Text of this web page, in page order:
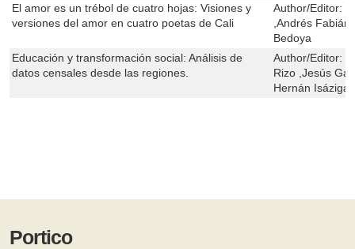
El amor es un trébol de cuatro hojas: Visiones y
versiones del amor en cuatro poetas de Cali
Author/Editor:
,Andrés
Bedoya
Educación y transformación social: Análisis de
datos censales desde las regiones.
Author/Editor:
Rizo ,Jesús
Hernán
Portico